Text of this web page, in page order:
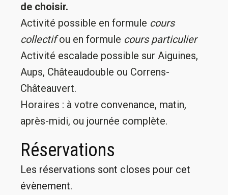
de choisir.
Activité possible en formule cours
collectifou en formule cours particulier
Activité escalade possible sur Aiguines,
Aups, Châteaudouble ou Correns-
Châteauvert.
Horaires : à votre convenance, matin,
après-midi, ou journée complète.
Réservations
Les réservations sont closes pour cet
évènement.